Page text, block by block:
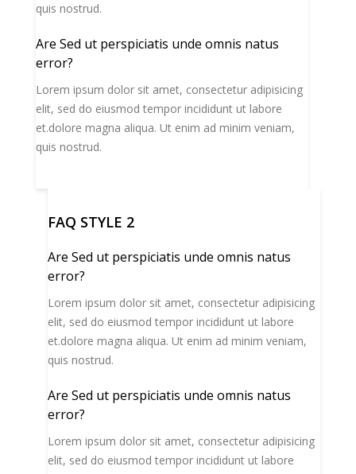
quis nostrud.
Are Sed ut perspiciatis unde omnis natus
error?
Lorem ipsum dolor sit amet, consectetur adipisicing
elit, sed do eiusmod tempor incididunt ut labore
et.dolore magna aliqua. Ut enim ad minim veniam,
quis nostrud.
FAQ STYLE 2
Are Sed ut perspiciatis unde omnis natus
error?
Lorem ipsum dolor sit amet, consectetur adipisicing
elit, sed do eiusmod tempor incididunt ut labore
et.dolore magna aliqua. Ut enim ad minim veniam,
quis nostrud.
Are Sed ut perspiciatis unde omnis natus
error?
Lorem ipsum dolor sit amet, consectetur adipisicing
elit, sed do eiusmod tempor incididunt ut labore